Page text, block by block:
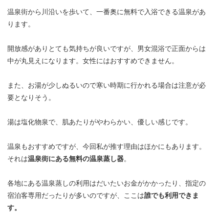
温泉街から川沿いを歩いて、一番奥に無料で入浴できる温泉があ
ります。
開放感がありとても気持ちが良いですが、男女混浴で正面からは
中が丸見えになります。女性にはおすすめできません。
また、お湯が少しぬるいので寒い時期に行かれる場合は注意が必
要となりそう。
湯は塩化物泉で、肌あたりがやわらかい、優しい感じです。
温泉もおすすめですが、今回私が推す理由はほかにもあります。
それは温泉街にある無料の温泉蒸し器。
各地にある温泉蒸しの利用はだいたいお金がかかったり、指定の
宿泊客専用だったりが多いのですが、ここは誰でも利用できま
す。